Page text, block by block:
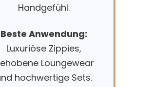
Handgefühl.
Beste Anwendung:
Luxuriöse Zippies,
Loungewear
hochwertige Sets.